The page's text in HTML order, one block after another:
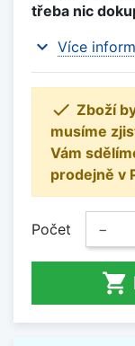
třeba nic
expand_more Více
 Zboží
musíme
Vám
prodejně v
Počet −
